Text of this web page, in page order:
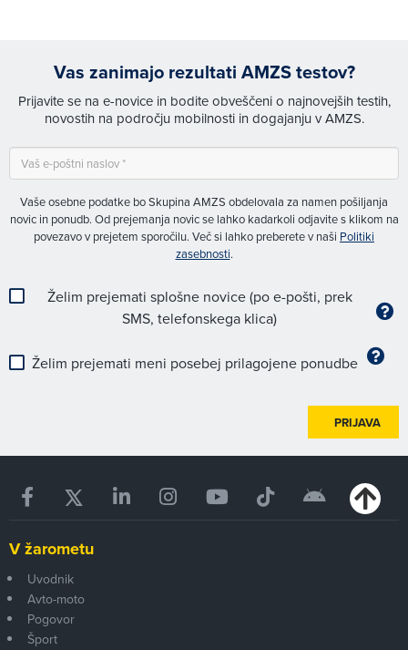
Vas zanimajo rezultati AMZS testov?
Prijavite se na e-novice in bodite obveščeni o najnovejših testih,
novostih na področju mobilnosti in dogajanju v AMZS.
Vaše osebne podatke bo Skupina AMZS obdelovala za namen pošiljanja
novic in ponudb. Od prejemanja novic se lahko kadarkoli odjavite s klikom na
povezavo v prejetem sporočilu. Več si lahko preberete v naši Politiki
zasebnosti.
Želim prejemati splošne novice (po e-pošti, prek
SMS, telefonskega klica)
Želim prejemati meni posebej prilagojene ponudbe
PRIJAVA
V žarometu
Uvodnik
Avto-moto
Pogovor
Šport